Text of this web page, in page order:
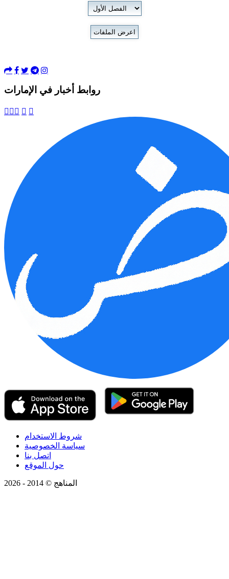
اعرض الملفات
روابط أخبار في الإمارات
شروط الاستخدام
سياسة الخصوصية
اتصل بنا
حول الموقع
المناهج © 2014 - 2026